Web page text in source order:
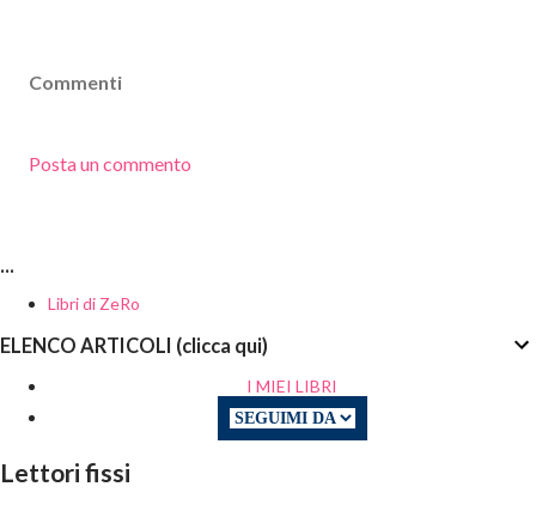
Commenti
Posta un commento
...
Libri di ZeRo
ELENCO ARTICOLI (clicca qui)
I MIEI LIBRI
Lettori fissi